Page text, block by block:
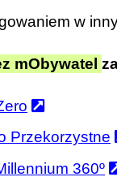
w
mObywatel
Przekorzystne
360º